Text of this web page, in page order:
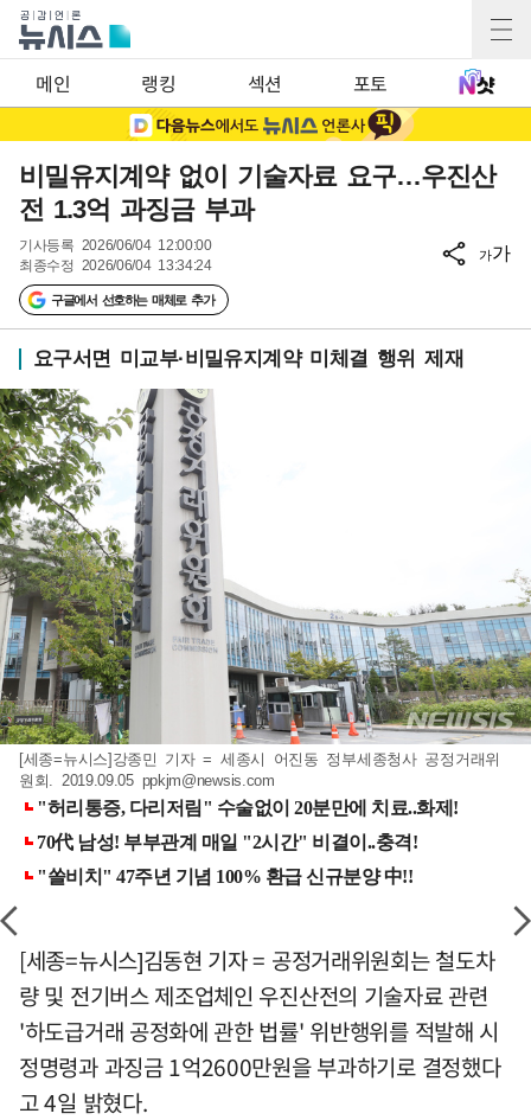
메인 랭킹 섹션 포토
비밀유지계약 없이 기술자료 요구…우진산
전 1.3억 과징금 부과
기사등록 2026/06/04 12:00:00
최종수정 2026/06/04 13:34:24
구글에서 선호하는 매체로 추가
가가
요구서면 미교부·비밀유지계약 미체결 행위 제재
[세종=뉴시스]강종민 기자 = 세종시 어진동 정부세종청사 공정거래위
원회. 2019.09.05 ppkjm@newsis.com
[세종=뉴시스]김동현 기자 = 공정거래위원회는 철도차
량 및 전기버스 제조업체인 우진산전의 기술자료 관련
'하도급거래 공정화에 관한 법률' 위반행위를 적발해 시
정명령과 과징금 1억2600만원을 부과하기로 결정했다
고 4일 밝혔다.